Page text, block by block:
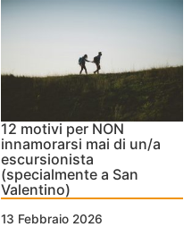
12 motivi per NON
innamorarsi mai di un/a
escursionista
(specialmente a San
Valentino)
13 Febbraio 2026